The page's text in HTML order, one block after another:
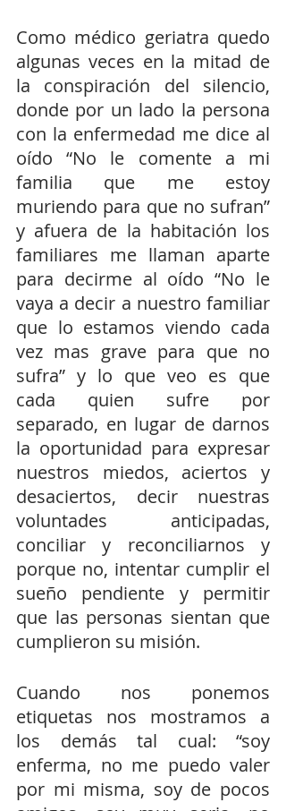
Como médico geriatra quedo
algunas veces en la mitad de
la conspiración del silencio,
donde por un lado la persona
con la enfermedad me dice al
oído “No le comente a mi
familia que me estoy
muriendo para que no sufran”
y afuera de la habitación los
familiares me llaman aparte
para decirme al oído “No le
vaya a decir a nuestro familiar
que lo estamos viendo cada
vez mas grave para que no
sufra” y lo que veo es que
cada quien sufre por
separado, en lugar de darnos
la oportunidad para expresar
nuestros miedos, aciertos y
desaciertos, decir nuestras
voluntades anticipadas,
conciliar y reconciliarnos y
porque no, intentar cumplir el
sueño pendiente y permitir
que las personas sientan que
cumplieron su misión.
Cuando nos ponemos
etiquetas nos mostramos a
los demás tal cual: “soy
enferma, no me puedo valer
por mi misma, soy de pocos